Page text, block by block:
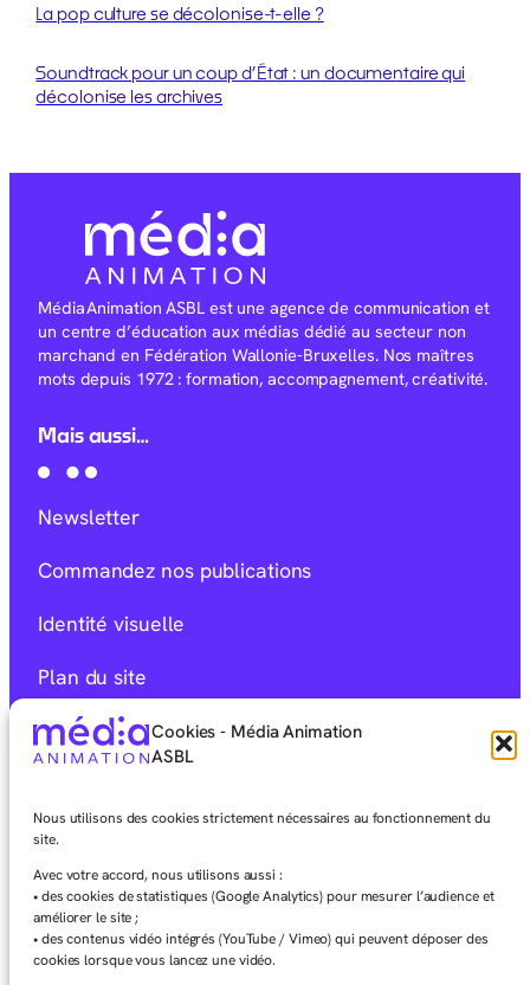
Cookies - Média Animation
ASBL
Nous utilisons des cookies strictement nécessaires au fonctionnement du
site.
Avec votre accord, nous utilisons aussi :
• des cookies de statistiques (Google Analytics) pour mesurer l’audience et
améliorer le site ;
• des contenus vidéo intégrés (YouTube / Vimeo) qui peuvent déposer des
cookies lorsque vous lancez une vidéo.
La pop culture se décolonise-t-elle ?
Soundtrack pour un coup d’État : un documentaire qui
décolonise les archives
Média Animation ASBL est une agence de communication et
un centre d’éducation aux médias dédié au secteur non
marchand en Fédération Wallonie-Bruxelles. Nos maîtres
mots depuis 1972 : formation, accompagnement, créativité.
Mais aussi…
Newsletter
Commandez nos publications
Identité visuelle
Plan du site
Mentions Légales
Charte éditoriale